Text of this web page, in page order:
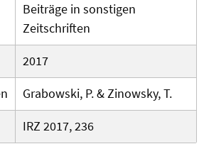
Beiträge in sonstigen
Zeitschriften
2017
Grabowski, P. & Zinowsky, T.
IRZ 2017, 236